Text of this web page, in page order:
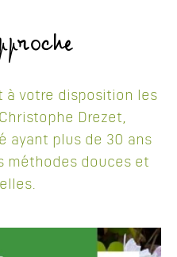
à votre disposition les
Drezet,
ayant plus de 30 ans
méthodes douces et